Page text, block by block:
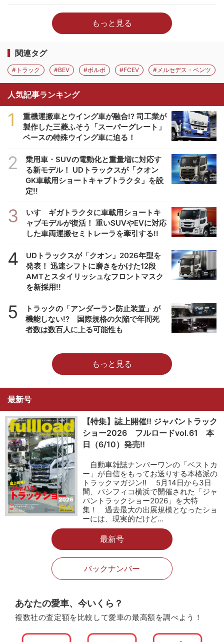
もっと見る
関連タグ
#トラック #BEV #ボルボ #FCEV #メルセデス・ベンツ
人気記事ランキング
1
重機運搬車とウイング車が融合!? 司工業が
製作した三菱ふそう「スーパーグレート」
ベースの特殊ウイング車に迫る！
2
乗用車・SUVの電動化と重量増に対応す
る新モデル！ UDトラックスが「クオン
GK車載用ショートキャブトラクタ」を設
定!!
3
いすゞギガトラクタに車載用ショートキ
ャブモデルが復活！ 重いSUVやEVに対応
した車両運搬セミトレーラを牽引する!!
4
UDトラックスが「クオン」2026年型を
発表！ 迅速シフトに磨きをかけた12段
AMTとスタイリッシュなフロントマスク
を新採用!!
5
トラックの「アンダーラン防止装置」が
機能しない!? 国際規格の欠陥で年間死
者数は数百人に上る可能性も
もっと見る
最新号
【特集】誌上開催!! ジャパントラック
ショー2026 フルロードvol.61 本
日（6/10）発売!!
自動車雑誌ナンバーワンの「ベストカ
ー」が自信をもってお送りする本格派の
トラックマガジン!! 5月14日から3日
間、パシフィコ横浜で開催された「ジャ
パントラックショー2026」を大特
集！ 過去最大の出展規模となったショ
ーには、現実的だけど…
最新号
バックナンバー
あなたの愛車、今いくら？
複数社の査定額を比較して愛車の最高額を調べよう！